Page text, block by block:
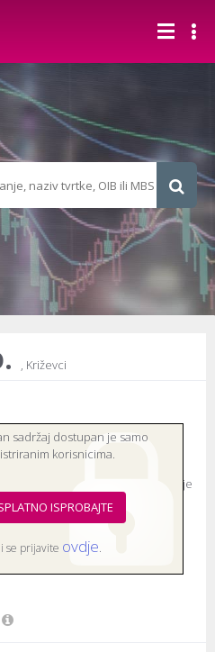
, Križevci
odgovornošću)
2.654,46 euro (fiksni tečaj konverzije
sadržaj dostupan je samo
korisnicima.
ISPROBAJTE
se prijavite ovdje.